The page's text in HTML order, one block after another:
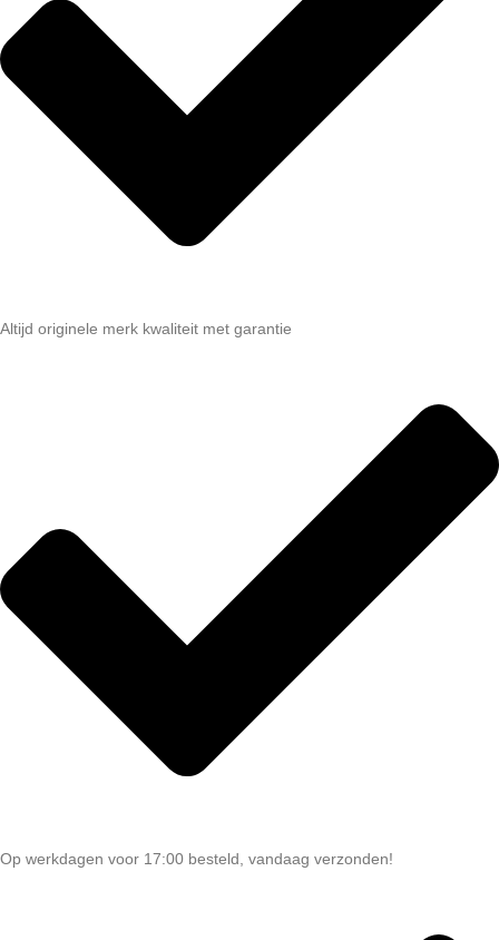
Altijd originele merk kwaliteit met garantie
Op werkdagen voor 17:00 besteld, vandaag verzonden!